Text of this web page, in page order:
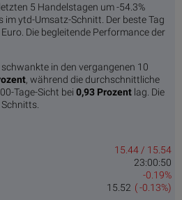
5 Handelstagen um -54.3%
im ytd-Umsatz-Schnitt. Der beste Tag
Die begleitende Performance der
schwankte in den vergangenen 10
, während die durchschnittliche
Tage-Sicht bei 0,93 Prozent lag. Die
15.44 / 15.54
23:00:50
-0.19%
( -0.13%)
15.52